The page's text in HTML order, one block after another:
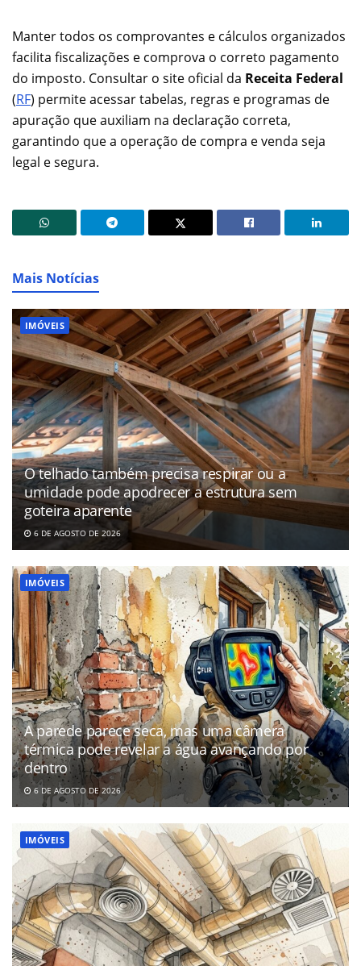
Manter todos os comprovantes e cálculos organizados
facilita fiscalizações e comprova o correto pagamento
do imposto. Consultar o site oficial da Receita Federal
(RF) permite acessar tabelas, regras e programas de
apuração que auxiliam na declaração correta,
garantindo que a operação de compra e venda seja
legal e segura.
Mais Notícias
IMÓVEIS
O telhado também precisa respirar ou a
umidade pode apodrecer a estrutura sem
goteira aparente
6 DE AGOSTO DE 2026
IMÓVEIS
A parede parece seca, mas uma câmera
térmica pode revelar a água avançando por
dentro
6 DE AGOSTO DE 2026
IMÓVEIS